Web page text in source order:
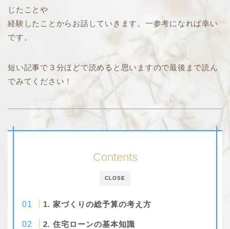
じたことや
経験したことからお話していきます。一参考になれば幸い
です。
短い記事で３分ほどで読めると思いますので最後まで読ん
でみてください！
CLOSE
Contents
1. 家づくりの総予算の考え方
2. 住宅ローンの基本知識